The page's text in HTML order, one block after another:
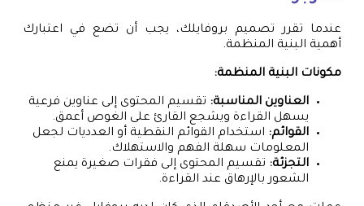
عندما تقرر تصميم بروفايلك، يجب أن تضع في اعتبارك
أهمية البنية المنظمة.
مكونات البنية المنظمة:
العناوين المناسبة: تقسيم المحتوى إلى عناوين فرعية
يسهل القراءة ويشجع القارئ على الغوص أعمق.
القوائم: استخدام القوائم النقطية أو العدديات لجعل
المعلومات سهلة الفهم والاستهلاك.
التجزئة: تقسيم المحتوى إلى فقرات صغيرة يمنع
الشعور بالإرهاق عند القراءة.